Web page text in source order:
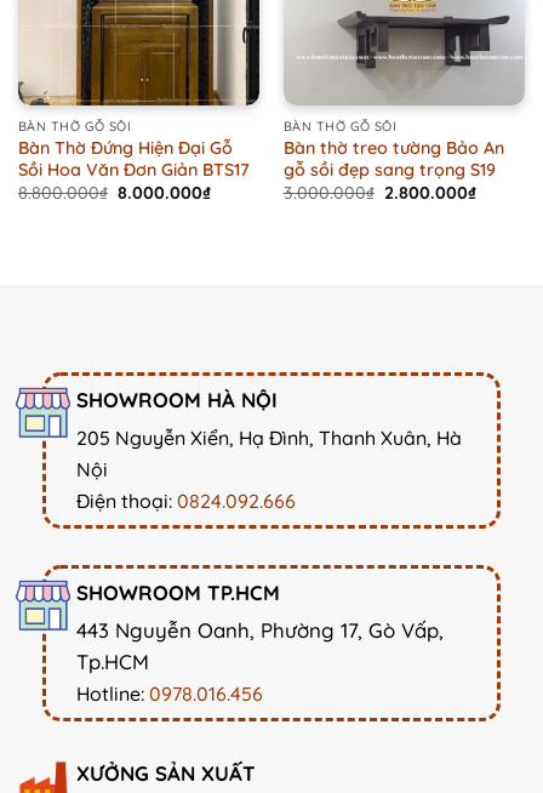
BÀN THỜ GỖ SỒI
Bàn Thờ Đứng Hiện Đại Gỗ
Sồi Hoa Văn Đơn Giản BTS17
8.800.000₫ Original
8.000.000₫Current
BÀN THỜ GỖ SỒI
Bàn thờ treo tường Bảo An
gỗ sồi đẹp sang trọng S19
3.000.000₫ Original
2.800.000₫Current
SHOWROOM HÀ NỘI
205 Nguyễn Xiển, Hạ Đình, Thanh Xuân, Hà
Nội
Điện thoại: 0824.092.666
SHOWROOM TP.HCM
443 Nguyễn Oanh, Phường 17, Gò Vấp,
Tp.HCM
Hotline: 0978.016.456
XƯỞNG SẢN XUẤT